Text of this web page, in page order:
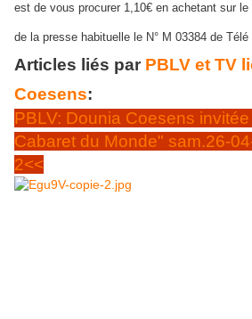
est de vous procurer 1,10€ en achetant sur
de la presse habituelle le N° M 03384 de Télé
Articles liés par PBLV et TV
Coesens:
PBLV: Dounia Coesens
Cabaret du Monde" sam.26-
2<<